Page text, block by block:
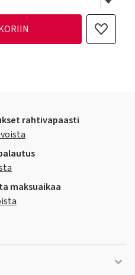
rahtivapaasti
maksuaikaa